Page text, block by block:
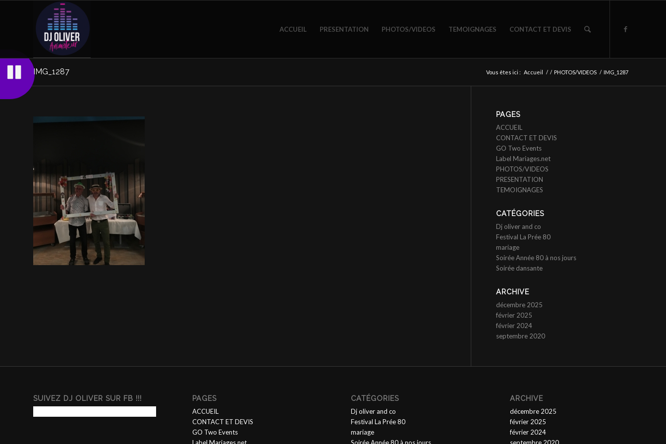
ACCUEIL PRESENTATION PHOTOS/VIDEOS TEMOIGNAGES CONTACT ET DEVIS
IMG_1287 Vous êtes ici : Accueil / / PHOTOS/VIDEOS / IMG_1287
PAGES
ACCUEIL
CONTACT ET DEVIS
GO Two Events
Label Mariages.net
PHOTOS/VIDEOS
PRESENTATION
TEMOIGNAGES
CATÉGORIES
Dj oliver and co
Festival La Prée 80
mariage
Soirée Année 80 à nos jours
Soirée dansante
ARCHIVE
décembre 2025
février 2025
février 2024
septembre 2020
SUIVEZ DJ OLIVER SUR FB !!!
PAGES
ACCUEIL
CONTACT ET DEVIS
GO Two Events
CATÉGORIES
Dj oliver and co
Festival La Prée 80
mariage
ARCHIVE
décembre 2025
février 2025
février 2024